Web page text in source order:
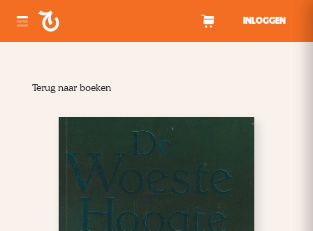
INLOGGEN
Terug naar boeken